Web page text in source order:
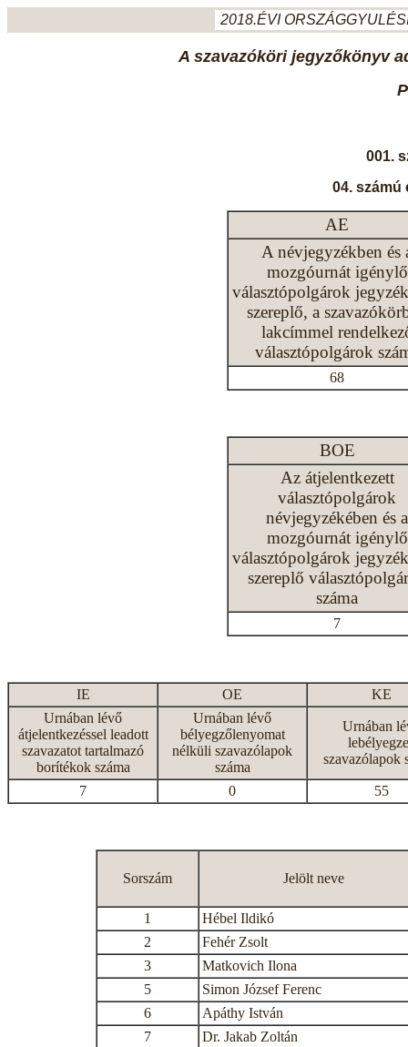
2018.ÉVI
A szavazóköri jegyzőkönyv
001.
04. számú
AE
A névjegyzékben és
mozgóurnát igénylő
választópolgárok
szereplő, a
lakcímmel
választópolgárok
68
BOE
Az átjelentkezett
választópolgárok
névjegyzékében és a
mozgóurnát igénylő
választópolgárok
szereplő
száma
7
IE OE
KE
Urnában lévő
átjelentkezéssel leadott
szavazatot tartalmazó
borítékok száma
Urnában lévő
bélyegzőlenyomat
nélküli szavazólapok
száma
Urnában
szavazólapok
7 0 55
Sorszám Jelölt neve
1
Hébel Ildikó
2
Fehér Zsolt
3
Matkovich Ilona
5
Simon József Ferenc
6
Apáthy István
7
Dr. Jakab Zoltán